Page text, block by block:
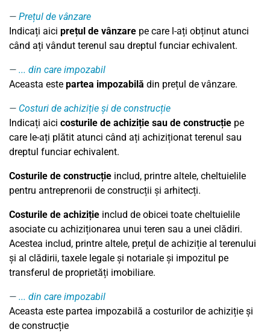
Prețul de vânzare
Indicați aici prețul de vânzare pe care l-ați obținut atunci
când ați vândut terenul sau dreptul funciar echivalent.
... din care impozabil
Aceasta este partea impozabilă din prețul de vânzare.
Costuri de achiziție și de construcție
Indicați aici costurile de achiziție sau de construcție pe
care le-ați plătit atunci când ați achiziționat terenul sau
dreptul funciar echivalent.
Costurile de construcție includ, printre altele, cheltuielile
pentru antreprenorii de construcții și arhitecți.
Costurile de achiziție includ de obicei toate cheltuielile
asociate cu achiziționarea unui teren sau a unei clădiri.
Acestea includ, printre altele, prețul de achiziție al terenului
și al clădirii, taxele legale și notariale și impozitul pe
transferul de proprietăți imobiliare.
... din care impozabil
Aceasta este partea impozabilă a costurilor de achiziție și
de construcție